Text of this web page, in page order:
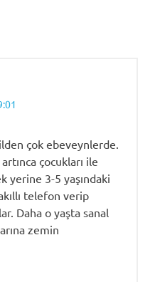
çok ebeveynlerde.
çocukları ile
yerine 3-5 yaşındaki
telefon verip
Daha o yaşta sanal
zemin